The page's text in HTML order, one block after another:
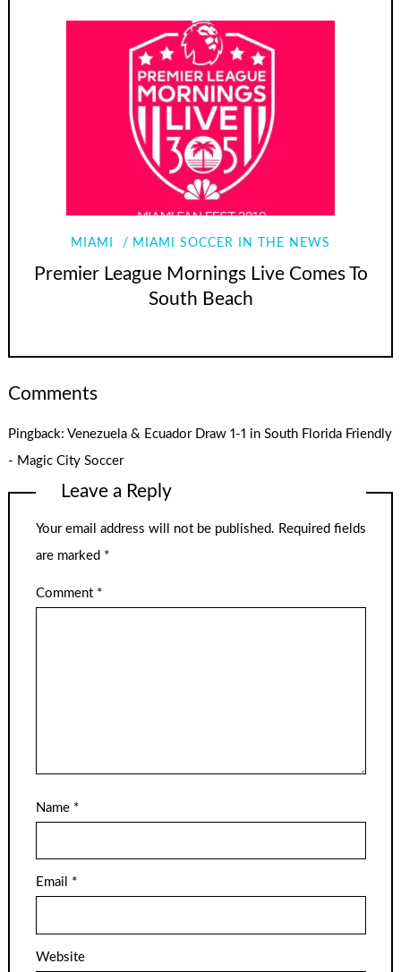
MIAMI MIAMI SOCCER IN THE NEWS
Premier League Mornings Live Comes To
South Beach
Comments
Pingback:Venezuela & Ecuador Draw 1-1 in South Florida Friendly
- Magic City Soccer
Leave a Reply
Your email address will not be published. Required fields
are marked *
Comment *
Name *
Email *
Website